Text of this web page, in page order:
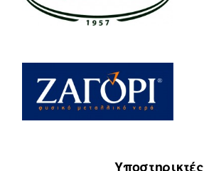
Υποστηρικτές